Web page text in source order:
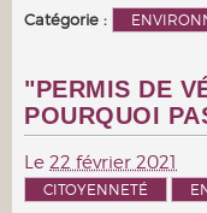
Catégorie :
"PERMIS DE
POURQUOI
Le 22 février 2021
CITOYENNETÉ